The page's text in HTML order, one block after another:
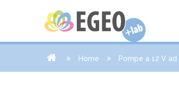
Home Pompe a 12 V